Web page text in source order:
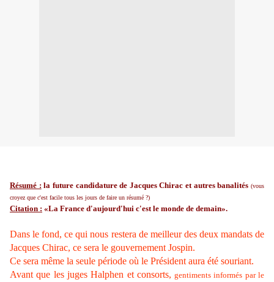
Résumé : la future candidature de Jacques Chirac et autres banalités(vous
croyez que c'est facile tous les jours de faire un résumé ?)
Citation : «La France d'aujourd'hui c'est le monde de demain».
Dans le fond, ce qui nous restera de meilleur des deux mandats de
Jacques Chirac, ce sera le gouvernement Jospin.
Ce sera même la seule période où le Président aura été souriant.
Avant que les juges Halphen et consorts,gentiments informés par le